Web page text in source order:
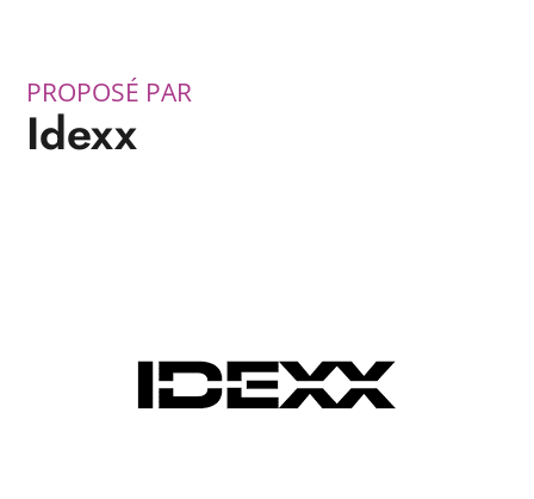
PROPOSÉ PAR
Idexx